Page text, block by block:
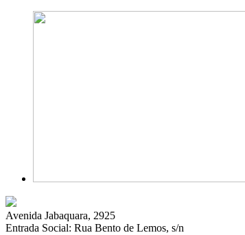
Avenida Jabaquara, 2925
Entrada Social: Rua Bento de Lemos, s/n